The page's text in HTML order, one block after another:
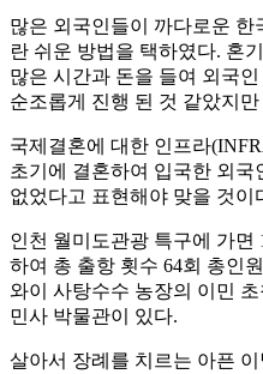
많은 외국인들이 까다로운 한
란 쉬운 방법을 택하였다. 혼
많은 시간과 돈을 들여 외국
순조롭게 진행 된 것 같았지
국제결혼에 대한 인프라
초기에 결혼하여 입국한 외
없었다고 표현해야 맞을 것이
인천 월미도관광 특구에 가면
하여 총 출항 횟수 64회 총인
와이 사탕수수 농장의 이민
민사 박물관이 있다.
살아서 장례를 치르는 아픈